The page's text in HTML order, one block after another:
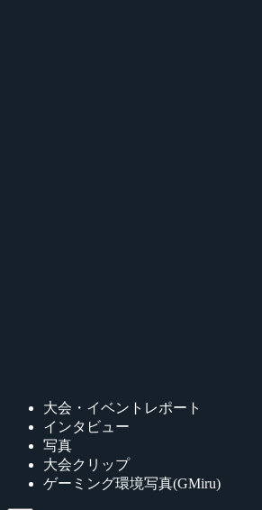
大会・イベントレポート
インタビュー
写真
大会クリップ
ゲーミング環境写真(GMiru)